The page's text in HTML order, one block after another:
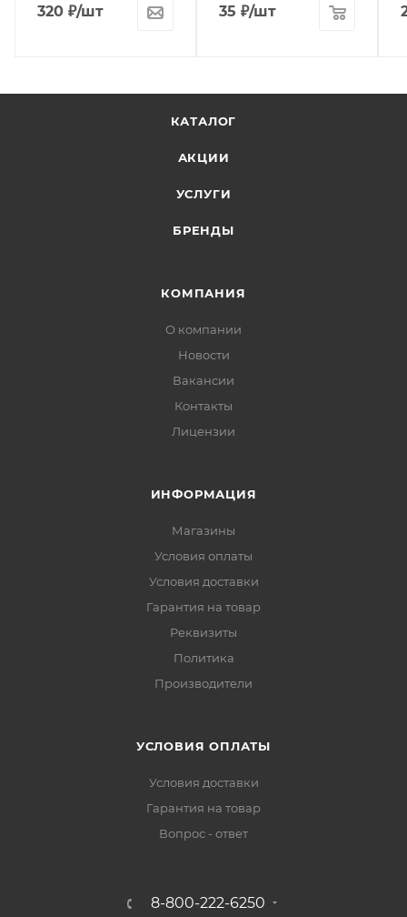
320 ₽/шт 35 ₽/шт
КАТАЛОГ
АКЦИИ
УСЛУГИ
БРЕНДЫ
КОМПАНИЯ
О компании
Новости
Вакансии
Контакты
Лицензии
ИНФОРМАЦИЯ
Магазины
Условия оплаты
Условия доставки
Гарантия на товар
Реквизиты
Политика
Производители
УСЛОВИЯ ОПЛАТЫ
Условия доставки
Гарантия на товар
Вопрос - ответ
8-800-222-6250